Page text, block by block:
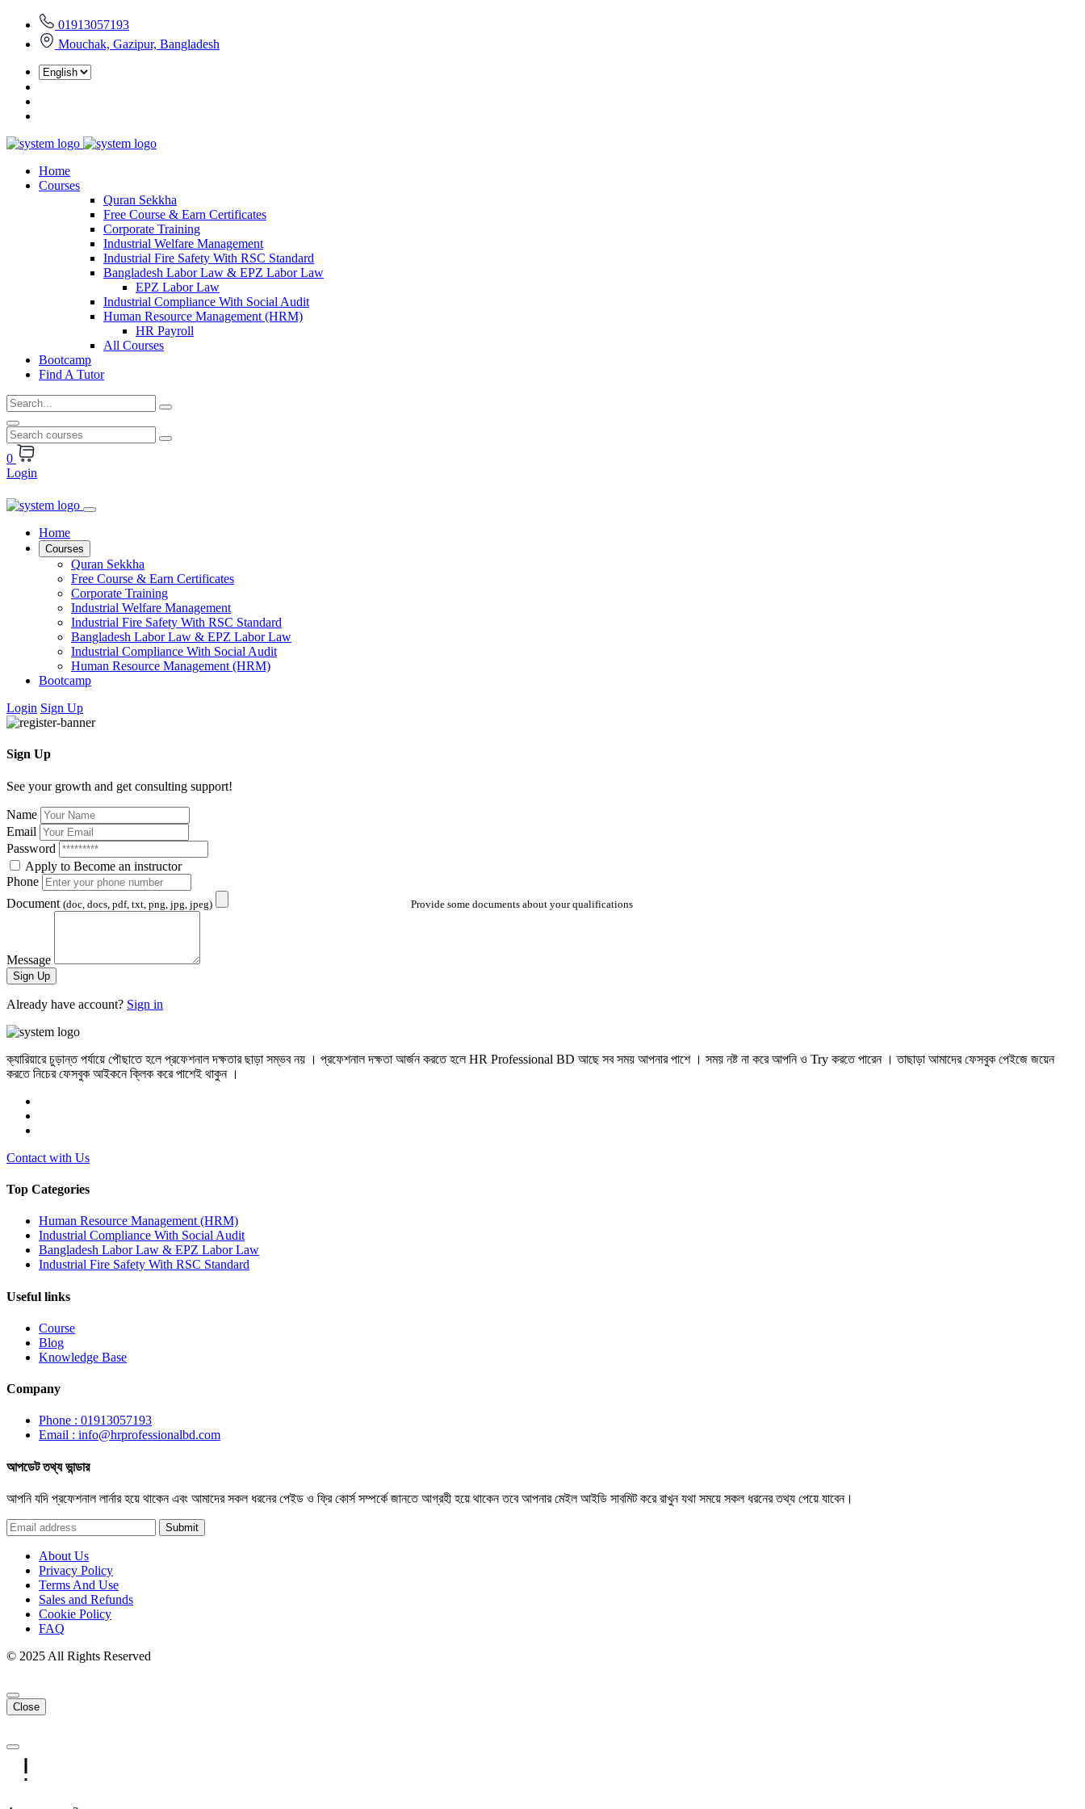
01913057193
Mouchak, Gazipur, Bangladesh
Home
Courses
Quran Sekkha
Free Course & Earn Certificates
Corporate Training
Industrial Welfare Management
Industrial Fire Safety With RSC Standard
Bangladesh Labor Law & EPZ Labor Law
EPZ Labor Law
Industrial Compliance With Social Audit
Human Resource Management (HRM)
HR Payroll
All Courses
Bootcamp
Find A Tutor
0
Login
Home
Courses
Quran Sekkha
Free Course & Earn Certificates
Corporate Training
Industrial Welfare Management
Industrial Fire Safety With RSC Standard
Bangladesh Labor Law & EPZ Labor Law
Industrial Compliance With Social Audit
Human Resource Management (HRM)
Bootcamp
Login Sign Up
Sign Up
See your growth and get consulting support!
Name
Email
Password
Apply to Become an instructor
Phone
Document (doc, docs, pdf, txt, png, jpg, jpeg) Provide some documents about your qualifications
Message
Sign Up
Already have account? Sign in
ক্যারিয়ারে চুড়ান্ত পর্যায়ে পৌছাতে হলে প্রফেশনাল দক্ষতার ছাড়া সম্ভব নয় । প্রফেশনাল দক্ষতা আর্জন করতে হলে HR Professional BD আছে সব সময় আপনার পাশে । সময় নষ্ট না করে আপনি ও Try করতে পারেন । তাছাড়া আমাদের ফেসবুক পেইজে জয়েন
করতে নিচের ফেসবুক আইকনে ক্লিক করে পাশেই থাকুন ।
Contact with Us
Top Categories
Human Resource Management (HRM)
Industrial Compliance With Social Audit
Bangladesh Labor Law & EPZ Labor Law
Industrial Fire Safety With RSC Standard
Useful links
Course
Blog
Knowledge Base
Company
Phone : 01913057193
Email : info@hrprofessionalbd.com
আপডেট তথ্য ভান্ডার
আপনি যদি প্রফেশনাল লার্নার হয়ে থাকেন এবং আমাদের সকল ধরনের পেইড ও ফ্রি কোর্স সম্পর্কে জানতে আগ্রহী হয়ে থাকেন তবে আপনার মেইল আইডি সাবমিট করে রাখুন যথা সময়ে সকল ধরনের তথ্য পেয়ে যাবেন।
Submit
About Us
Privacy Policy
Terms And Use
Sales and Refunds
Cookie Policy
FAQ
© 2025 All Rights Reserved
Close